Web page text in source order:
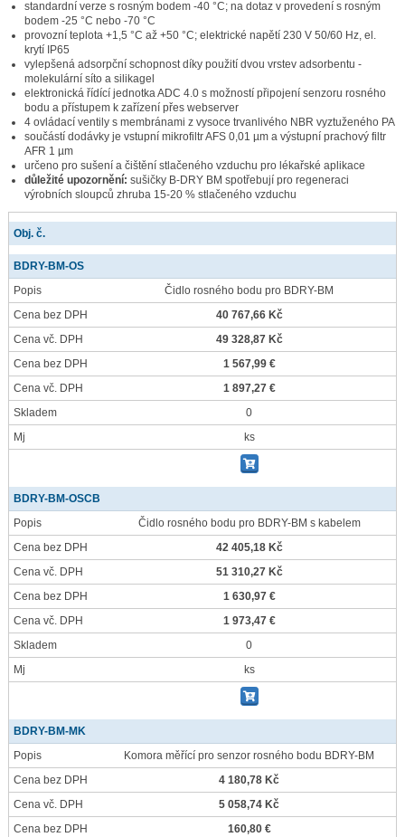
standardní verze s rosným bodem -40 °C; na dotaz v provedení s rosným
bodem -25 °C nebo -70 °C
provozní teplota +1,5 °C až +50 °C; elektrické napětí 230 V 50/60 Hz, el.
krytí IP65
vylepšená adsorpční schopnost díky použití dvou vrstev adsorbentu -
molekulární síto a silikagel
elektronická řídící jednotka ADC 4.0 s možností připojení senzoru rosného
bodu a přístupem k zařízení přes webserver
4 ovládací ventily s membránami z vysoce trvanlivého NBR vyztuženého PA
součástí dodávky je vstupní mikrofiltr AFS 0,01 µm a výstupní prachový filtr
AFR 1 µm
určeno pro sušení a čištění stlačeného vzduchu pro lékařské aplikace
důležité upozornění: sušičky B-DRY BM spotřebují pro regeneraci
výrobních sloupců zhruba 15-20 % stlačeného vzduchu
Obj. č.
BDRY-BM-OS
Popis
Čidlo rosného bodu pro BDRY-BM
Cena bez DPH
40 767,66 Kč
Cena vč. DPH
49 328,87 Kč
Cena bez DPH
1 567,99 €
Cena vč. DPH
1 897,27 €
Skladem
0
Mj
ks
BDRY-BM-OSCB
Popis
Čidlo rosného bodu pro BDRY-BM s kabelem
Cena bez DPH
42 405,18 Kč
Cena vč. DPH
51 310,27 Kč
Cena bez DPH
1 630,97 €
Cena vč. DPH
1 973,47 €
Skladem
0
Mj
ks
BDRY-BM-MK
Popis
Komora měřící pro senzor rosného bodu BDRY-BM
Cena bez DPH
4 180,78 Kč
Cena vč. DPH
5 058,74 Kč
Cena bez DPH
160,80 €